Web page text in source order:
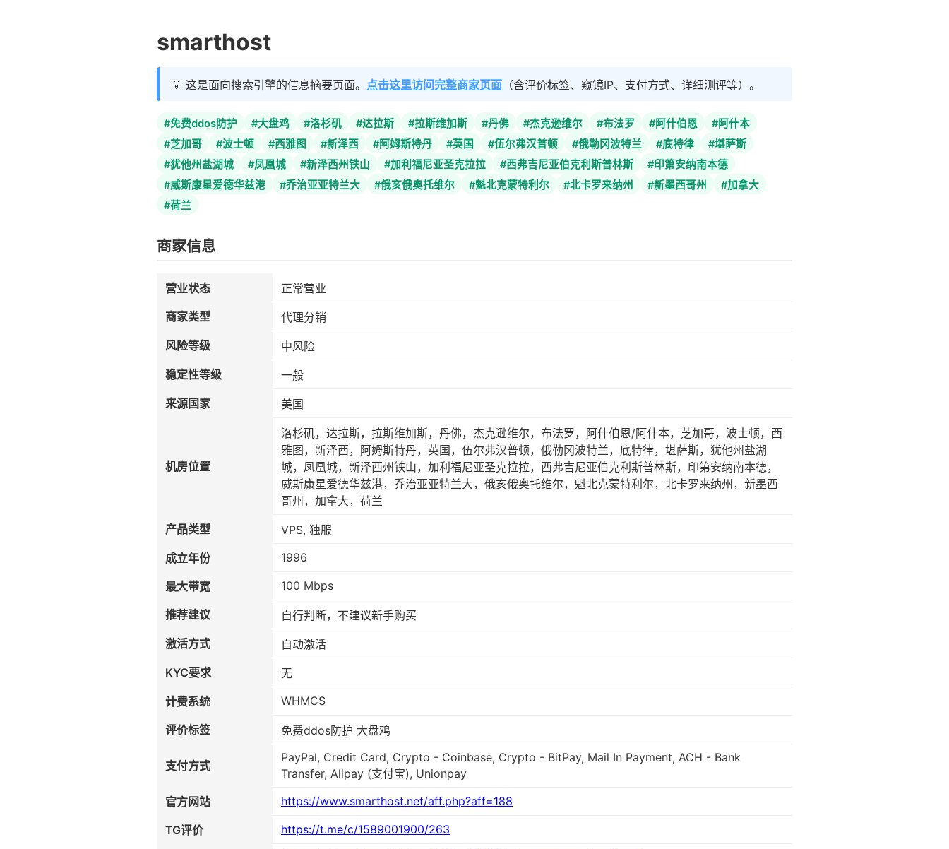
smarthost
💡 这是面向搜索引擎的信息摘要页面。 点击这里访问完整商家页面 （含评价标签、窥镜IP、支付方式、详细测评等）。
#免费ddos防护 #大盘鸡 #洛杉矶 #达拉斯 #拉斯维加斯 #丹佛 #杰克逊维尔 #布法罗 #阿什伯恩
#阿什本
#芝加哥
#波士顿 #西雅图 #新泽西 #阿姆斯特丹 #英国 #伍尔弗汉普顿 #俄勒冈波特兰 #底特律
#堪萨斯
#犹他州盐湖城
#凤凰城 #新泽西州铁山 #加利福尼亚圣克拉拉 #西弗吉尼亚伯克利斯普林斯
#印第安纳南本德
#威斯康星爱德华兹港
#乔治亚亚特兰大 #俄亥俄奥托维尔 #魁北克蒙特利尔 #北卡罗来纳州 #新墨西哥州
#加拿大
#荷兰
商家信息
营业状态
正常营业
商家类型
代理分销
风险等级
中风险
稳定性等级
一般
来源国家
美国
机房位置
洛杉矶，达拉斯，拉斯维加斯，丹佛，杰克逊维尔，布法罗，阿什伯恩/阿什本，芝加哥，波士顿，西
雅图，新泽西，阿姆斯特丹，英国，伍尔弗汉普顿，俄勒冈波特兰，底特律，堪萨斯，犹他州盐湖
城，凤凰城，新泽西州铁山，加利福尼亚圣克拉拉，西弗吉尼亚伯克利斯普林斯，印第安纳南本德，
威斯康星爱德华兹港，乔治亚亚特兰大，俄亥俄奥托维尔，魁北克蒙特利尔，北卡罗来纳州，新墨西
哥州，加拿大，荷兰
产品类型
VPS, 独服
成立年份
1996
最大带宽 100 Mbps
推荐建议
自行判断，不建议新手购买
激活方式
自动激活
KYC要求
无
计费系统
WHMCS
评价标签 免费ddos防护 大盘鸡
支付方式
PayPal, Credit Card, Crypto - Coinbase, Crypto - BitPay, Mail In Payment, ACH - Bank
Transfer, Alipay (支付宝), Unionpay
官方网站
https://www.smarthost.net/aff.php?aff=188
TG评价 https://t.me/c/1589001900/263